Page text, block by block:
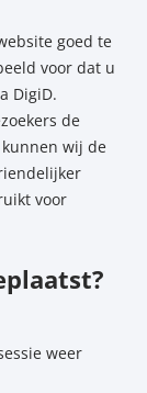
goed te
voor dat u
DigiD.
de
wij de
voor
weer